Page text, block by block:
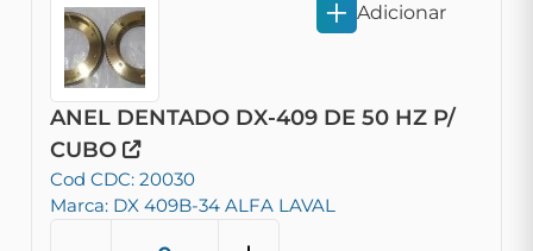
ANEL DENTADO DX-409 DE 50 HZ P/
CUBO
Cod CDC: 20030
Marca: DX 409B-34 ALFA LAVAL
Adicionar